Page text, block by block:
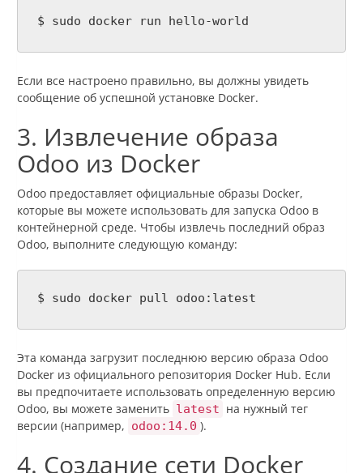
$ sudo docker run hello-world
Если все настроено правильно, вы должны увидеть
сообщение об успешной установке Docker.
3. Извлечение образа
Odoo из Docker
Odoo предоставляет официальные образы Docker,
которые вы можете использовать для запуска Odoo в
контейнерной среде. Чтобы извлечь последний образ
Odoo, выполните следующую команду:
$ sudo docker pull odoo:latest
Эта команда загрузит последнюю версию образа Odoo
Docker из официального репозитория Docker Hub. Если
вы предпочитаете использовать определенную версию
Odoo, вы можете заменить latest на нужный тег
версии (например, odoo:14.0 ).
4. Создание сети Docker